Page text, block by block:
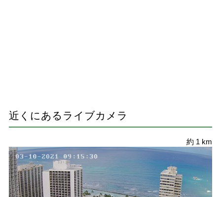
近くにあるライブカメラ
約 1 km